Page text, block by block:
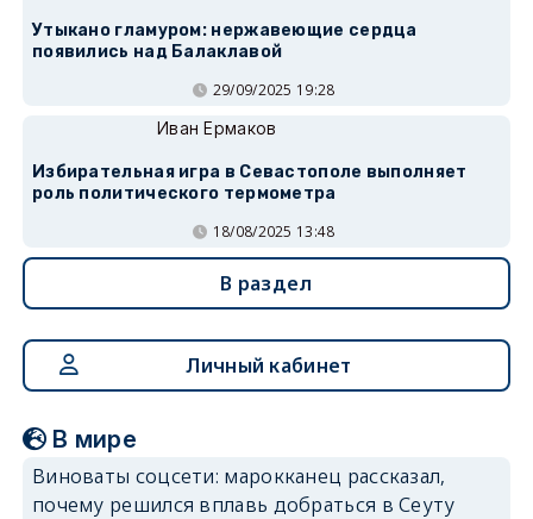
Утыкано гламуром: нержавеющие сердца
появились над Балаклавой
29/09/2025 19:28
Иван Ермаков
Избирательная игра в Севастополе выполняет
роль политического термометра
18/08/2025 13:48
В раздел
Личный кабинет
В мире
Виноваты соцсети: марокканец рассказал,
почему решился вплавь добраться в Сеуту